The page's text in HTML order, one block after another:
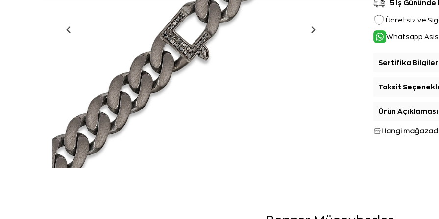
5 İş
Ücretsiz ve
Whatsapp
Sertifika
Taksit
Ürün Açıklaması
Hangi